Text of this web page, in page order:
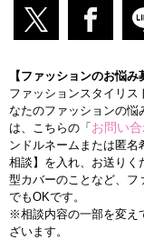
【ファッションのお悩み
ファッションスタイリス
なたのファッションの悩
は、こちらの「 お問い
ンドルネームまたは匿名
相談】を入れ、お送りく
型カバーのことなど、フ
でもOKです。
※相談内容の一部を変え
ざいます。